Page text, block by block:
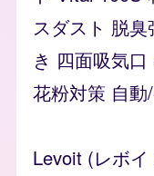
スダスト 脱
き 四面吸気
花粉対策 自動
Levoit (レボ